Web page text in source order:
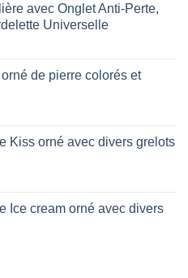
avec Onglet Anti-Perte,
Universelle
de pierre colorés et
Kiss orné avec divers grelots
Ice cream orné avec divers